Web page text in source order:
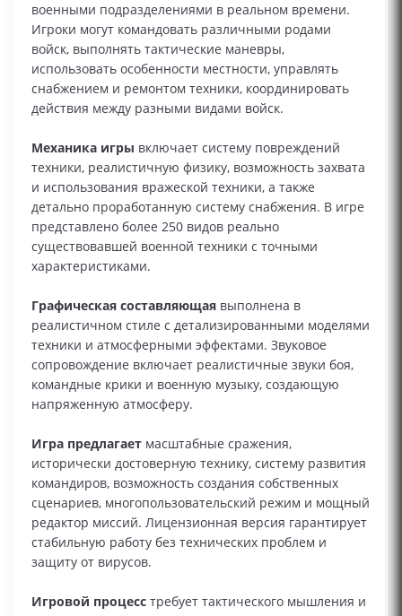
военными подразделениями в реальном времени.
Игроки могут командовать различными родами
войск, выполнять тактические маневры,
использовать особенности местности, управлять
снабжением и ремонтом техники, координировать
действия между разными видами войск.
Механика игры включает систему повреждений
техники, реалистичную физику, возможность захвата
и использования вражеской техники, а также
детально проработанную систему снабжения. В игре
представлено более 250 видов реально
существовавшей военной техники с точными
характеристиками.
Графическая составляющая выполнена в
реалистичном стиле с детализированными моделями
техники и атмосферными эффектами. Звуковое
сопровождение включает реалистичные звуки боя,
командные крики и военную музыку, создающую
напряженную атмосферу.
Игра предлагает масштабные сражения,
исторически достоверную технику, систему развития
командиров, возможность создания собственных
сценариев, многопользовательский режим и мощный
редактор миссий. Лицензионная версия гарантирует
стабильную работу без технических проблем и
защиту от вирусов.
Игровой процесс требует тактического мышления и